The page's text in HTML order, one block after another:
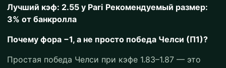
Лучший кэф: 2.55 у Pari Рекомендуемый размер:
3% от банкролла
Почему фора −1, а не просто победа Челси (П1)?
Простая победа Челси при кэфе 1.83–1.87 — это